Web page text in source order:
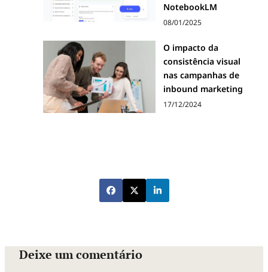
NotebookLM
08/01/2025
O impacto da
consistência visual
nas campanhas de
inbound marketing
17/12/2024
Deixe um comentário